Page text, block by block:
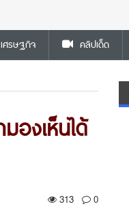
เศรษฐกิจ คลิปเด็ด
องเห็นได้
313 0